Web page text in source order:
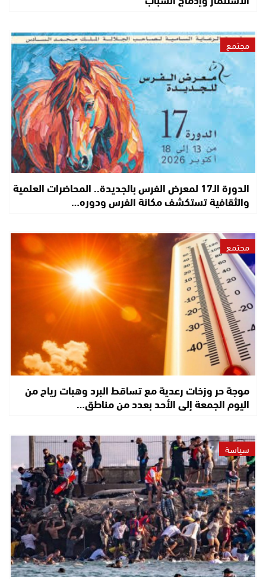
مجتمع
الدورة الـ17 لمعرض الفرس بالجديدة.. المحاضرات العلمية
والثقافية تستكشف مكانة الفرس ودوره…
مجتمع
موجة حر وزخات رعدية مع تساقط البرد وهبات رياح من
اليوم الجمعة إلى الأحد بعدد من مناطق…
سياسة